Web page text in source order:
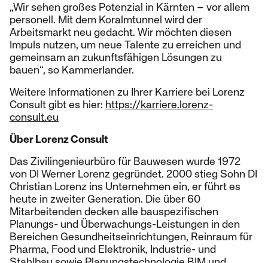
„Wir sehen großes Potenzial in Kärnten – vor allem
personell. Mit dem Koralmtunnel wird der
Arbeitsmarkt neu gedacht. Wir möchten diesen
Impuls nutzen, um neue Talente zu erreichen und
gemeinsam an zukunftsfähigen Lösungen zu
bauen“, so Kammerlander.
Weitere Informationen zu Ihrer Karriere bei Lorenz
Consult gibt es hier: https://karriere.lorenz-
consult.eu
Über Lorenz Consult
Das Zivilingenieurbüro für Bauwesen wurde 1972
von DI Werner Lorenz gegründet. 2000 stieg Sohn DI
Christian Lorenz ins Unternehmen ein, er führt es
heute in zweiter Generation. Die über 60
Mitarbeitenden decken alle bauspezifischen
Planungs- und Überwachungs-Leistungen in den
Bereichen Gesundheitseinrichtungen, Reinraum für
Pharma, Food und Elektronik, Industrie- und